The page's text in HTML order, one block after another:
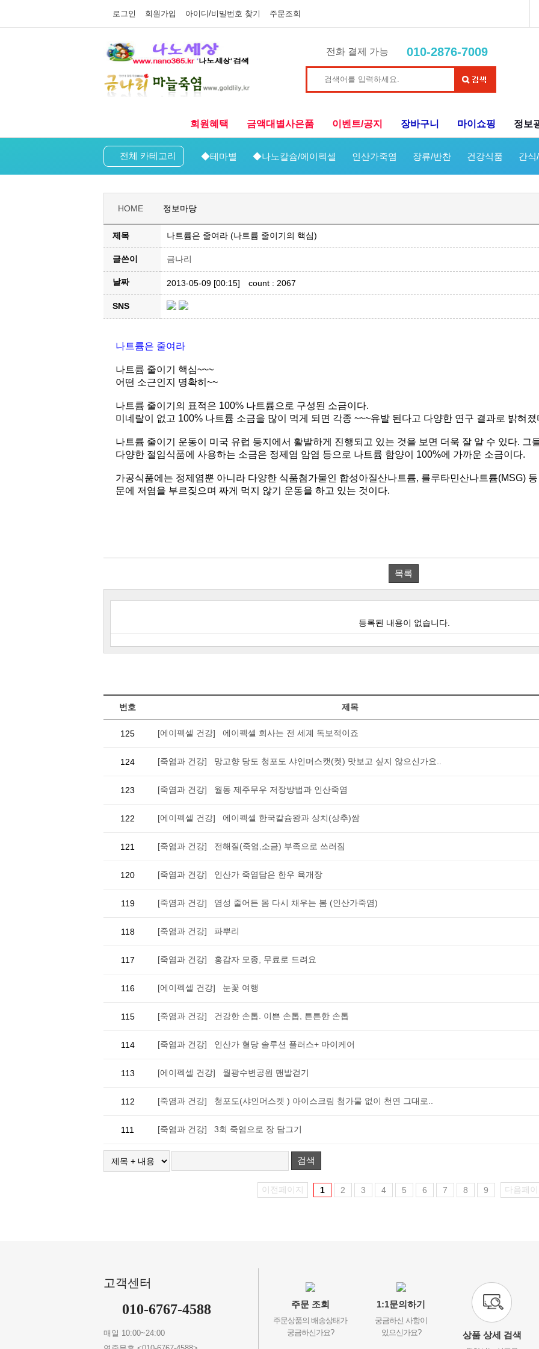
로그인 회원가입 아이디/비밀번호 찾기 주문조회
전화 결제 가능 010-2876-7009
회원혜택 금액대별사은품 이벤트/공지 장바구니 마이쇼핑 정보
전체 카테고리 ◆테마별 ◆나노칼슘/에이펙셀 인산가죽염 장류/반찬 건강식품 간식
HOME 정보마당
제목 나트륨은 줄여라 (나트륨 줄이기의 핵심)
글쓴이 금나리
날짜 2013-05-09 [00:15] count : 2067
SNS
나트륨은 줄여라
나트륨 줄이기 핵심~~~
어떤 소근인지 명확히~~
나트륨 줄이기의 표적은 100% 나트륨으로 구성된 소금이다.
미네랄이 없고 100% 나트륨 소금을 많이 먹게 되면 각종 ~~~유발 된다고 다양한 연구 결과로 밝혀졌
다양한 절임식품에 사용하는 소금은 정제염 암염 등으로 나트륨 함양이 100%에 가까운 소금이다.
문에 저염을 부르짖으며 짜게 먹지 않기 운동을 하고 있는 것이다.
목록
등록된 내용이 없습니다.
번호 제목
125 [에이펙셀 건강] 에이펙셀 회사는 전 세계 독보적이죠
124 [죽염과 건강] 망고향 당도 청포도 샤인머스캣(켓) 맛보고 싶지 않으신가요..
123 [죽염과 건강] 월동 제주무우 저장방법과 인산죽염
122 [에이펙셀 건강] 에이펙셀 한국칼슘왕과 상치(상추)쌈
121 [죽염과 건강] 전해질(죽염,소금) 부족으로 쓰러짐
120 [죽염과 건강] 인산가 죽염담은 한우 육개장
119 [죽염과 건강] 염성 줄어든 몸 다시 채우는 봄 (인산가죽염)
118 [죽염과 건강] 파뿌리
117 [죽염과 건강] 홍감자 모종, 무료로 드려요
116 [에이펙셀 건강] 눈꽃 여행
115 [죽염과 건강] 건강한 손톱. 이쁜 손톱, 튼튼한 손톱
114 [죽염과 건강] 인산가 혈당 솔루션 플러스+ 마이케어
113 [에이펙셀 건강] 월광수변공원 맨발걷기
112 [죽염과 건강] 청포도(샤인머스켓 ) 아이스크림 첨가물 없이 천연 그대로..
111 [죽염과 건강] 3회 죽염으로 장 담그기
검색
이전페이지 1 2 3 4 5 6 7 8 9 다음페
고객센터
010-6767-4588
매일 10:00~24:00
주문 조회
주문상품의 배송상태가
궁금하신가요?
1:1문의하기
궁금하신 사항이
있으신가요?
상품 상세 검색